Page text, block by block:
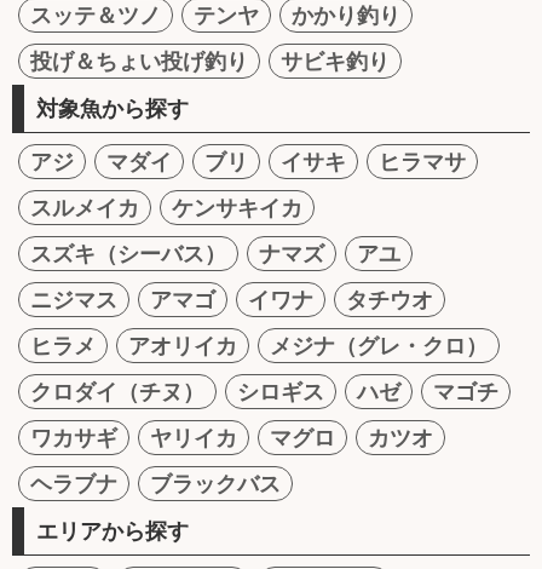
スッテ＆ツノ
テンヤ
かかり釣り
投げ＆ちょい投げ釣り
サビキ釣り
対象魚から探す
アジ マダイ ブリ イサキ
ヒラマサ
スルメイカ
ケンサキイカ
スズキ（シーバス）
ナマズ
アユ
ニジマス
アマゴ イワナ
タチウオ
ヒラメ
アオリイカ
メジナ（グレ・クロ）
クロダイ（チヌ）
シロギス ハゼ
マゴチ
ワカサギ
ヤリイカ マグロ
カツオ
ヘラブナ
ブラックバス
エリアから探す